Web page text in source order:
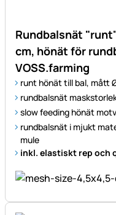
Rundbalsnät
cm, hönät för
VOSS.farming
runt hönät till bal, mått
rundbalsnät
slow feeding hönät
rundbalsnät i mjukt
mule
inkl. elastiskt rep och